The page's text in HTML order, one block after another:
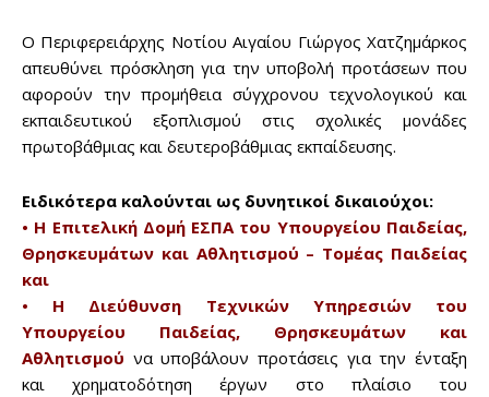
Ο Περιφερειάρχης Νοτίου Αιγαίου Γιώργος Χατζημάρκος
απευθύνει πρόσκληση για την υποβολή προτάσεων που
αφορούν την προμήθεια σύγχρονου τεχνολογικού και
εκπαιδευτικού εξοπλισμού στις σχολικές μονάδες
πρωτοβάθμιας και δευτεροβάθμιας εκπαίδευσης.
Ειδικότερα καλούνται ως δυνητικοί δικαιούχοι:
• Η Επιτελική Δομή ΕΣΠΑ του Υπουργείου Παιδείας,
Θρησκευμάτων και Αθλητισμού – Τομέας Παιδείας
και
• Η Διεύθυνση Τεχνικών Υπηρεσιών του
Υπουργείου Παιδείας, Θρησκευμάτων και
Αθλητισμού να υποβάλουν προτάσεις για την ένταξη
και χρηματοδότηση έργων στο πλαίσιο του